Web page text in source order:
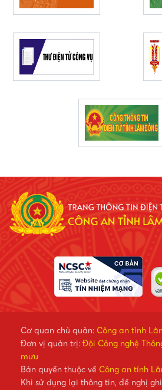
Cơ quan chủ quản: Công an tỉnh
Đơn vị quản trị: Đội Công nghệ
mưu
Bản quyền thuộc về Công an tỉnh
Khi sử dụng lại thông tin, đề nghị